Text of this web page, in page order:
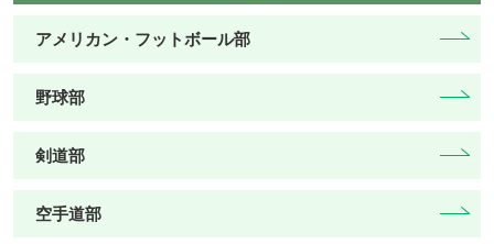
アメリカン・フットボール部
野球部
剣道部
空手道部